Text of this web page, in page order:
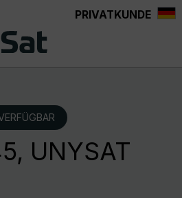
PRIVATKUNDE
UNYSAT